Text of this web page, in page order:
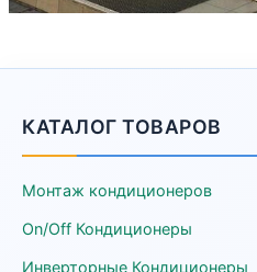
КАТАЛОГ ТОВАРОВ
Монтаж кондиционеров
On/Off Кондиционеры
Инверторные Кондиционеры